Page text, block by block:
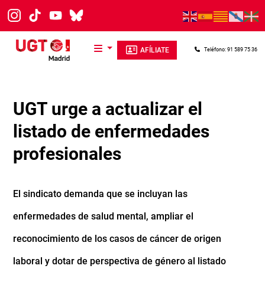
Pasar al contenido principal
AFÍLIATE Teléfono: 91 589 75 36
UGT urge a actualizar el
listado de enfermedades
profesionales
El sindicato demanda que se incluyan las
enfermedades de salud mental, ampliar el
reconocimiento de los casos de cáncer de origen
laboral y dotar de perspectiva de género al listado